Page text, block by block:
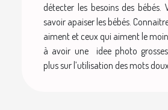
détecter les besoins des bébés.
savoir apaiser les bébés.
aiment et ceux qui aiment le
à avoir une idee photo
plus sur l’utilisation des mots doux